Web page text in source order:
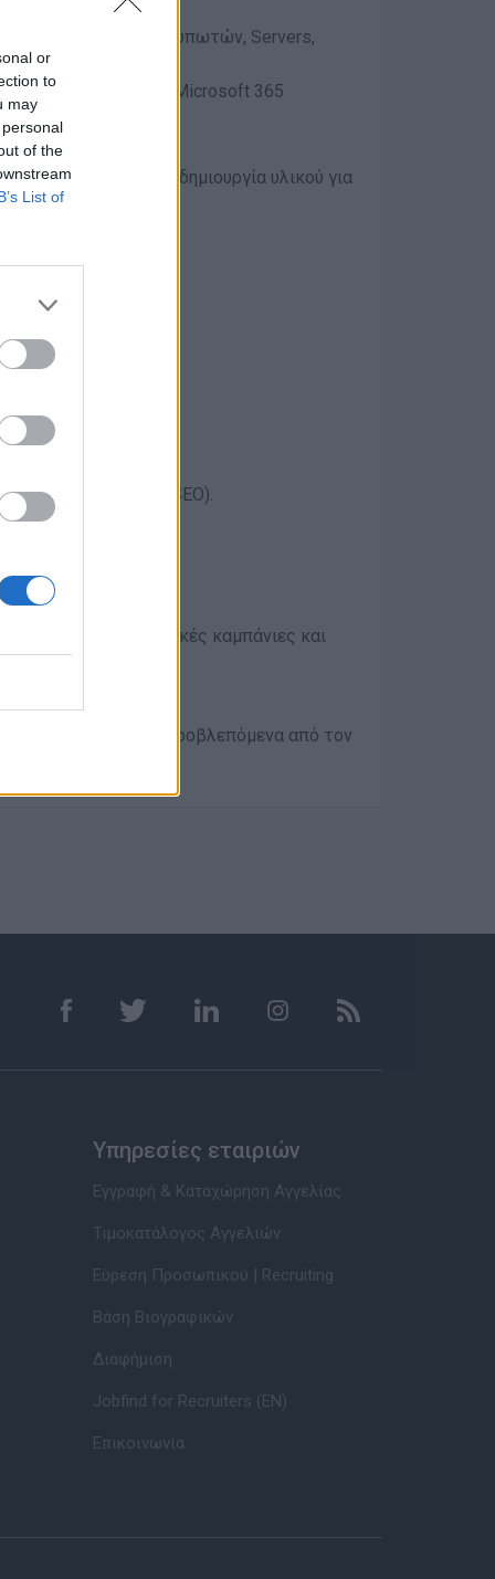
or
to
may
of the
List of
Υπολογιστών, εκτυπωτών, Servers,
και εφαρμογών Microsoft 365
WordPress
περιεχομένου και δημιουργία υλικού για
Business Suite, SEO).
για διαφημιστικές καμπάνιες και
Εταιρεία τα προβλεπόμενα από τον
Υπηρεσίες εταιριών
Εγγραφή & Καταχώρηση Αγγελίας
Τιμοκατάλογος Αγγελιών
Εύρεση Προσωπικού | Recruiting
Βάση Βιογραφικών
Διαφήμιση
Jobfind for Recruiters (EN)
Επικοινωνία